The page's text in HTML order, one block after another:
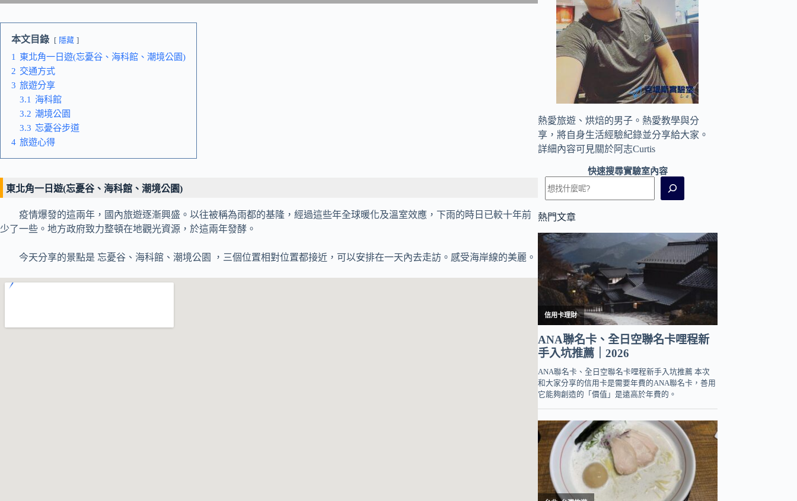
本文目錄 隱藏
1 東北角一日遊(忘憂谷、海科館、潮境公園)
2 交通方式
3 旅遊分享
3.1 海科館
3.2 潮境公園
3.3 忘憂谷步道
4 旅遊心得
東北角一日遊(忘憂谷、海科館、潮境公園)
疫情爆發的這兩年，國內旅遊逐漸興盛。以往被稱為雨都的基隆，經過這些年全球暖化及溫室效應，下雨的時日已較十年前
少了一些。地方政府致力整頓在地觀光資源，於這兩年發酵。
今天分享的景點是 忘憂谷、海科館、潮境公園 ，三個位置相對位置都接近，可以安排在一天內去走訪。感受海岸線的美麗。
熱愛旅遊、烘焙的男子。熱愛教學與分
享，將自身生活經驗紀錄並分享給大家。
詳細內容可見關於阿志Curtis
快速搜尋實驗室內容
熱門文章